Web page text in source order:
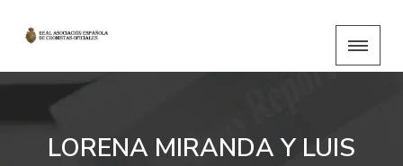
LORENA MIRANDA Y LUIS